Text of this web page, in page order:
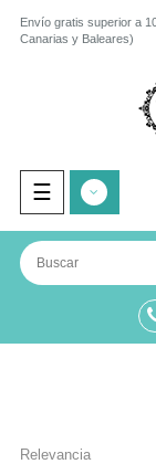
Envío gratis superior a
Canarias y Baleares)
Navegación
de
palanca
☰
Relevancia